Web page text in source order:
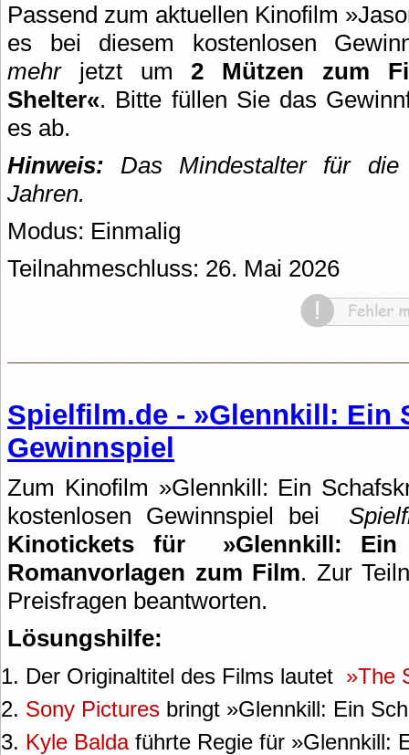
Passend zum aktuellen Kinofilm
es bei diesem kostenlosen
mehrjetzt um2 Mützen zum
Shelter«. Bitte füllen Sie das
es ab.
Hinweis: Das Mindestalter für
Jahren.
Modus: Einmalig
Teilnahmeschluss: 26. Mai 2026
Spielfilm.de - »Glennkill: Ein
Gewinnspiel
Zum Kinofilm »Glennkill: Ein
kostenlosen Gewinnspiel bei
Kinotickets für
»Glennkill: Ein
Romanvorlagen zum Film. Zur
Preisfragen beantworten.
Lösungshilfe:
Der Originaltitel des Films lautet »The
Sony Pictures bringt »Glennkill: Ein
Kyle Baldaführte Regie für »Glennkill: